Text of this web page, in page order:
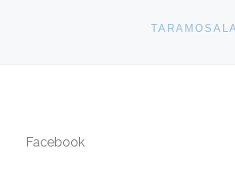
Facebook